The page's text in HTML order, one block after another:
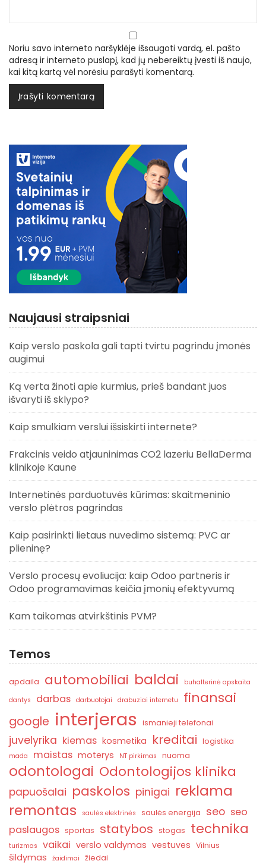
Noriu savo interneto naršyklėje išsaugoti vardą, el. pašto
adresą ir interneto puslapį, kad jų nebereiktų įvesti iš naujo,
kai kitą kartą vėl norėsiu parašyti komentarą.
Naujausi straipsniai
Kaip verslo paskola gali tapti tvirtu pagrindu įmonės
augimui
Ką verta žinoti apie kurmius, prieš bandant juos
išvaryti iš sklypo?
Kaip smulkiam verslui išsiskirti internete?
Frakcinis veido atjauninimas CO2 lazeriu BellaDerma
klinikoje Kaune
Internetinės parduotuvės kūrimas: skaitmeninio
verslo plėtros pagrindas
Kaip pasirinkti lietaus nuvedimo sistemą: PVC ar
plieninę?
Verslo procesų evoliucija: kaip Odoo partneris ir
Odoo programavimas keičia įmonių efektyvumą
Kam taikomas atvirkštinis PVM?
Temos
apdaila automobiliai baldai
buhalterinė apskaita
dantys
darbas darbuotojai drabuziai internetu finansai
google interjeras ismanieji telefonai
juvelyrika kiemas kosmetika kreditai logistika
mada maistas moterys NT pirkimas nuoma
odontologai Odontologijos klinika
papuošalai paskolos pinigai reklama
remontas
saulės elektrinės saulės energija seo seo
paslaugos sportas statybos stogas technika
turizmas vaikai verslo valdymas vestuves Vilnius
šildymas žaidimai žiedai